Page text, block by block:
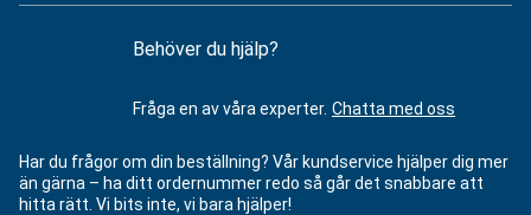
Behöver du hjälp?
Fråga en av våra experter. Chatta med oss
Har du frågor om din beställning? Vår kundservice hjälper dig mer
än gärna – ha ditt ordernummer redo så går det snabbare att
hitta rätt. Vi bits inte, vi bara hjälper!